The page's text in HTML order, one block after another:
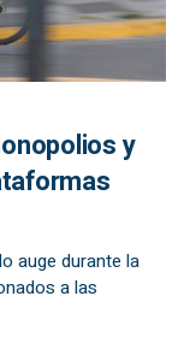
y
auge durante la
a las